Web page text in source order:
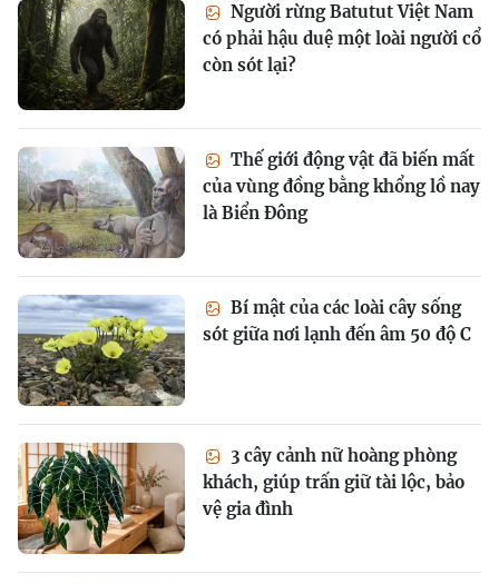
Người rừng Batutut Việt Nam
có phải hậu duệ một loài người cổ
còn sót lại?
Thế giới động vật đã biến mất
của vùng đồng bằng khổng lồ nay
là Biển Đông
Bí mật của các loài cây sống
sót giữa nơi lạnh đến âm 50 độ C
3 cây cảnh nữ hoàng phòng
khách, giúp trấn giữ tài lộc, bảo
vệ gia đình